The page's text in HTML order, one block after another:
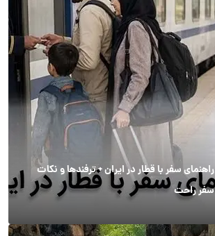
راهنمای سفر با قطار در ایران + ترفندها و نکات
سفر راحت